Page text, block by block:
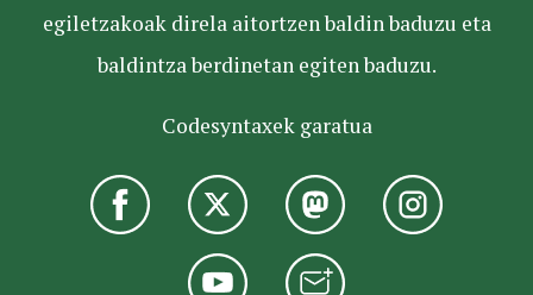
egiletzakoak direla aitortzen baldin baduzu eta
baldintza berdinetan egiten baduzu.
Codesyntaxek garatua